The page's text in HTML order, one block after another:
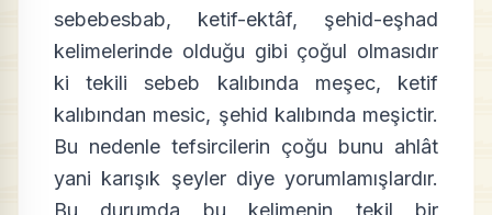
sebebesbab, ketif-ektâf, şehid-eşhad
kelimelerinde olduğu gibi çoğul olmasıdır
ki tekili sebeb kalıbında meşec, ketif
kalıbından mesic, şehid kalıbında meşictir.
Bu nedenle tefsircilerin çoğu bunu ahlât
yani karışık şeyler diye yorumlamışlardır.
Bu durumda bu kelimenin tekil bir